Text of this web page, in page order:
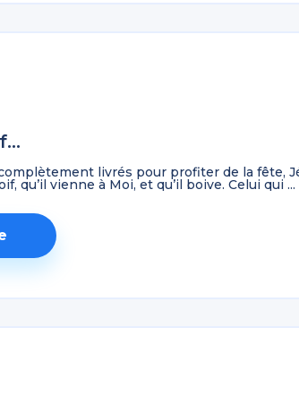
livrés pour profiter de la fête,
qu’il vienne à Moi, et qu’il boive. Celui qui ...